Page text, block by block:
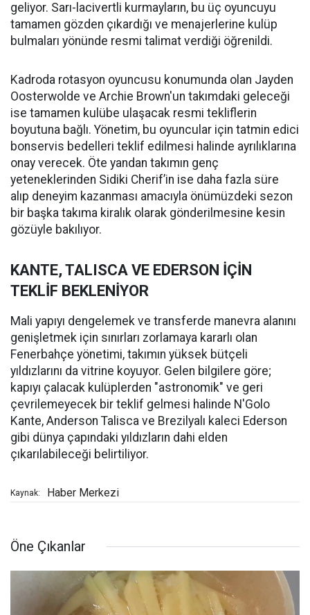
geliyor. Sarı-lacivertli kurmayların, bu üç oyuncuyu
tamamen gözden çıkardığı ve menajerlerine kulüp
bulmaları yönünde resmi talimat verdiği öğrenildi.
Kadroda rotasyon oyuncusu konumunda olan Jayden
Oosterwolde ve Archie Brown'un takımdaki geleceği
ise tamamen kulübe ulaşacak resmi tekliflerin
boyutuna bağlı. Yönetim, bu oyuncular için tatmin edici
bonservis bedelleri teklif edilmesi halinde ayrılıklarına
onay verecek. Öte yandan takımın genç
yeteneklerinden Sidiki Cherif’in ise daha fazla süre
alıp deneyim kazanması amacıyla önümüzdeki sezon
bir başka takıma kiralık olarak gönderilmesine kesin
gözüyle bakılıyor.
KANTE, TALISCA VE EDERSON İÇİN
TEKLİF BEKLENİYOR
Mali yapıyı dengelemek ve transferde manevra alanını
genişletmek için sınırları zorlamaya kararlı olan
Fenerbahçe yönetimi, takımın yüksek bütçeli
yıldızlarını da vitrine koyuyor. Gelen bilgilere göre;
kapıyı çalacak kulüplerden "astronomik" ve geri
çevrilemeyecek bir teklif gelmesi halinde N'Golo
Kante, Anderson Talisca ve Brezilyalı kaleci Ederson
gibi dünya çapındaki yıldızların dahi elden
çıkarılabileceği belirtiliyor.
Kaynak: Haber Merkezi
Öne Çıkanlar